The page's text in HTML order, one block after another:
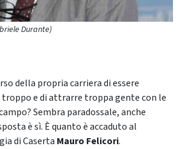
Durante)
della propria carriera di essere
troppo e di attrarre troppa gente con le
Sembra paradossale, anche
è sì. È quanto è accaduto al
di Caserta Mauro Felicori.